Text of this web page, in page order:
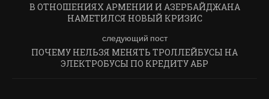
В ОТНОШЕНИЯХ АРМЕНИИ И АЗЕРБАЙДЖАНА
НАМЕТИЛСЯ НОВЫЙ КРИЗИС
следующий пост
ПОЧЕМУ НЕЛЬЗЯ МЕНЯТЬ ТРОЛЛЕЙБУСЫ НА
ЭЛЕКТРОБУСЫ ПО КРЕДИТУ АБР